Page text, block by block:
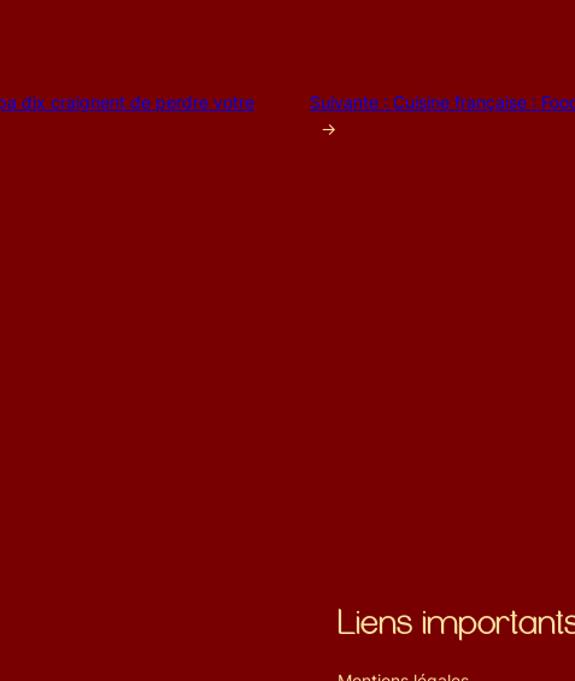
dix craignent de perdre votre
Suivante : Cuisine française :
→
Liens